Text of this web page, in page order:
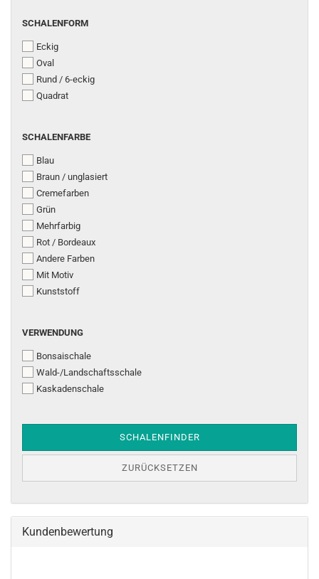
SCHALENFORM
SCHALENFORM
Eckig
Oval
Rund / 6-eckig
Quadrat
SCHALENFARBE
SCHALENFARBE
Blau
Braun / unglasiert
Cremefarben
Grün
Mehrfarbig
Rot / Bordeaux
Andere Farben
Mit Motiv
Kunststoff
VERWENDUNG
VERWENDUNG
Bonsaischale
Wald-/Landschaftsschale
Kaskadenschale
SCHALENFINDER
ZURÜCKSETZEN
Kundenbewertung